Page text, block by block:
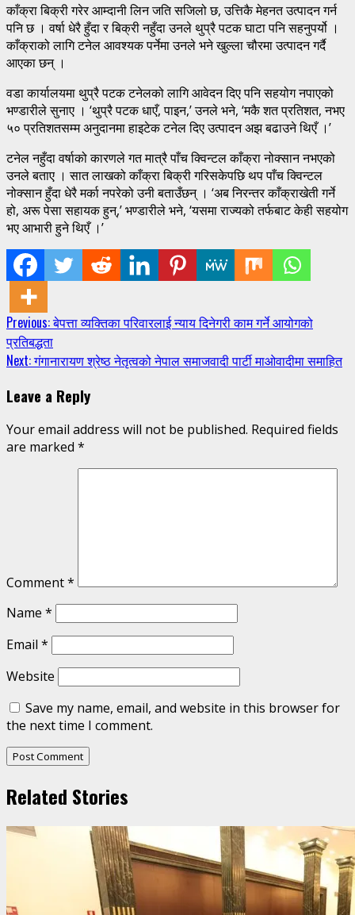
काँक्रा बिक्री गरेर आम्दानी लिन जति सजिलो छ, उत्तिकै मेहनत उत्पादन गर्न
पनि छ । वर्षा धेरै हुँदा र बिक्री नहुँदा उनले थुप्रै पटक घाटा पनि सहनुपर्यो ।
काँक्राको लागि टनेल आवश्यक पर्नेमा उनले भने खुल्ला चौरमा उत्पादन गर्दै
आएका छन् ।
वडा कार्यालयमा थुप्रै पटक टनेलको लागि आवेदन दिए पनि सहयोग नपाएको
भण्डारीले सुनाए । ‘थुप्रै पटक धाएँ, पाइन,’ उनले भने, ‘मकै शत प्रतिशत, नभए
५० प्रतिशतसम्म अनुदानमा हाइटेक टनेल दिए उत्पादन अझ बढाउने थिएँ ।’
टनेल नहुँदा वर्षाको कारणले गत मात्रै पाँच क्विन्टल काँक्रा नोक्सान नभएको
उनले बताए । सात लाखको काँक्रा बिक्री गरिसकेपछि थप पाँच क्विन्टल
नोक्सान हुँदा धेरै मर्का नपरेको उनी बताउँछन् । ‘अब निरन्तर काँक्राखेती गर्ने
हो, अरू पेसा सहायक हुन्,’ भण्डारीले भने, ‘यसमा राज्यको तर्फबाट केही सहयोग
भए आभारी हुने थिएँ ।’
Continue
Reading
Previous:बेपत्ता व्यक्तिका परिवारलाई न्याय दिनेगरी काम गर्ने आयोगको
प्रतिबद्धता
Next:गंगानारायण श्रेष्ठ नेतृत्वको नेपाल समाजवादी पार्टी माओवादीमा समाहित
Leave a Reply
Your email address will not be published. Required fields
are marked *
Comment*
Name *
Email *
Website
Save my name, email, and website in this browser for
the next time I comment.
Related Stories